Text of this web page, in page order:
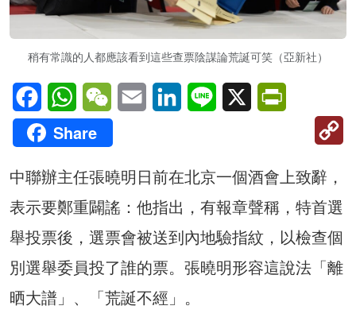
稍有常識的人都應該看到這些查票陰謀論荒誕可笑（亞新社）
FacebookWhatsAppWeChatEmail LinkedInLine X
Share
中聯辦主任張曉明日前在北京一個酒會上致辭，
表示要鄭重闢謠：他指出，有報章聲稱，特首選
舉投票後，選票會被送到內地驗指紋，以檢查個
別選舉委員投了誰的票。張曉明形容這說法「離
晒大譜」、「荒誕不經」。